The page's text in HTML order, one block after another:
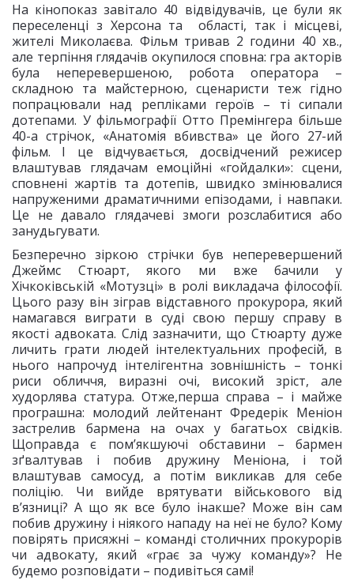
На кінопоказ завітало 40 відвідувачів, це були як
переселенці з Херсона та області, так і місцеві,
жителі Миколаєва. Фільм тривав 2 години 40 хв.,
але терпіння глядачів окупилося сповна: гра акторів
була неперевершеною, робота оператора –
складною та майстерною, сценаристи теж гідно
попрацювали над репліками героїв – ті сипали
дотепами. У фільмографії Отто Премінгера більше
40-а стрічок, «Анатомія вбивства» це його 27-ий
фільм. І це відчувається, досвідчений режисер
влаштував глядачам емоційні «гойдалки»: сцени,
сповнені жартів та дотепів, швидко змінювалися
напруженими драматичними епізодами, і навпаки.
Це не давало глядачеві змоги розслабитися або
занудьгувати.
Безперечно зіркою стрічки був неперевершений
Джеймс Стюарт, якого ми вже бачили у
Хічкоківській «Мотузці» в ролі викладача філософії.
Цього разу він зіграв відставного прокурора, який
намагався виграти в суді свою першу справу в
якості адвоката. Слід зазначити, що Стюарту дуже
личить грати людей інтелектуальних професій, в
нього напрочуд інтелігентна зовнішність – тонкі
риси обличчя, виразні очі, високий зріст, але
худорлява статура. Отже,перша справа – і майже
програшна: молодий лейтенант Фредерік Меніон
застрелив бармена на очах у багатьох свідків.
Щоправда є пом’якшуючі обставини – бармен
зґвалтував і побив дружину Меніона, і той
влаштував самосуд, а потім викликав для себе
поліцію. Чи вийде врятувати військового від
в’язниці? А що як все було інакше? Може він сам
побив дружину і ніякого нападу на неї не було? Кому
повірять присяжні – команді столичних прокурорів
чи адвокату, який «грає за чужу команду»? Не
будемо розповідати – подивіться самі!